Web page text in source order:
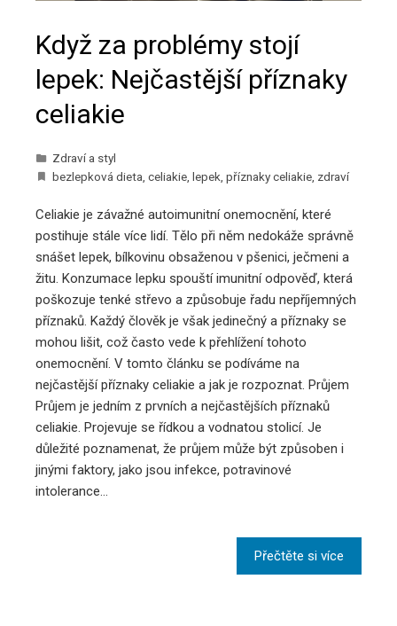
Když za problémy stojí
lepek: Nejčastější příznaky
celiakie
Zdraví a styl
bezlepková dieta, celiakie, lepek, příznaky celiakie, zdraví
Celiakie je závažné autoimunitní onemocnění, které
postihuje stále více lidí. Tělo při něm nedokáže správně
snášet lepek, bílkovinu obsaženou v pšenici, ječmeni a
žitu. Konzumace lepku spouští imunitní odpověď, která
poškozuje tenké střevo a způsobuje řadu nepříjemných
příznaků. Každý člověk je však jedinečný a příznaky se
mohou lišit, což často vede k přehlížení tohoto
onemocnění. V tomto článku se podíváme na
nejčastější příznaky celiakie a jak je rozpoznat. Průjem
Průjem je jedním z prvních a nejčastějších příznaků
celiakie. Projevuje se řídkou a vodnatou stolicí. Je
důležité poznamenat, že průjem může být způsoben i
jinými faktory, jako jsou infekce, potravinové
intolerance…
Přečtěte si více